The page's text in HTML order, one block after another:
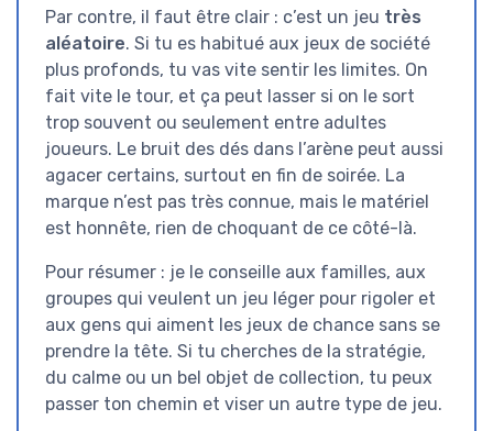
Par contre, il faut être clair : c’est un jeu très
aléatoire. Si tu es habitué aux jeux de société
plus profonds, tu vas vite sentir les limites. On
fait vite le tour, et ça peut lasser si on le sort
trop souvent ou seulement entre adultes
joueurs. Le bruit des dés dans l’arène peut aussi
agacer certains, surtout en fin de soirée. La
marque n’est pas très connue, mais le matériel
est honnête, rien de choquant de ce côté-là.
Pour résumer : je le conseille aux familles, aux
groupes qui veulent un jeu léger pour rigoler et
aux gens qui aiment les jeux de chance sans se
prendre la tête. Si tu cherches de la stratégie,
du calme ou un bel objet de collection, tu peux
passer ton chemin et viser un autre type de jeu.